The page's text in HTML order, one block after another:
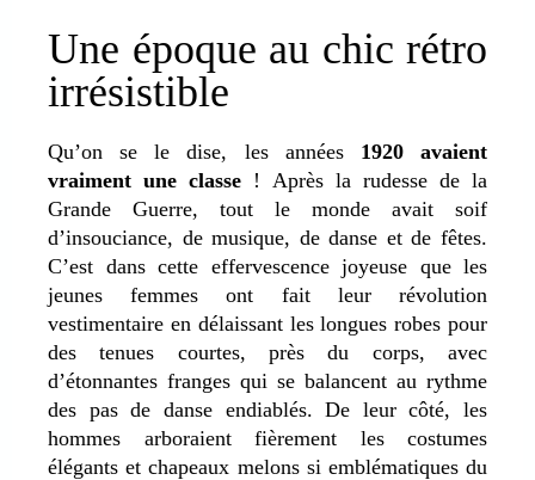
Une époque au chic rétro
irrésistible
Qu’on se le dise, les années 1920 avaient
vraiment une classe ! Après la rudesse de la
Grande Guerre, tout le monde avait soif
d’insouciance, de musique, de danse et de fêtes.
C’est dans cette effervescence joyeuse que les
jeunes femmes ont fait leur révolution
vestimentaire en délaissant les longues robes pour
des tenues courtes, près du corps, avec
d’étonnantes franges qui se balancent au rythme
des pas de danse endiablés. De leur côté, les
hommes arboraient fièrement les costumes
élégants et chapeaux melons si emblématiques du